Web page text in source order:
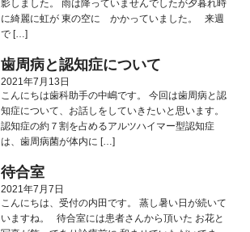
影しました。 雨は降っていませんでしたが夕暮れ時
に綺麗に虹が 東の空に かかっていました。 来週
で […]
歯周病と認知症について
2021年7月13日
こんにちは歯科助手の中嶋です。 今回は歯周病と認
知症について、お話しをしていきたいと思います。
認知症の約７割を占めるアルツハイマー型認知症
は、歯周病菌が体内に […]
待合室
2021年7月7日
こんにちは、受付の内田です。 蒸し暑い日が続いて
いますね。 待合室には患者さんから頂いた お花と